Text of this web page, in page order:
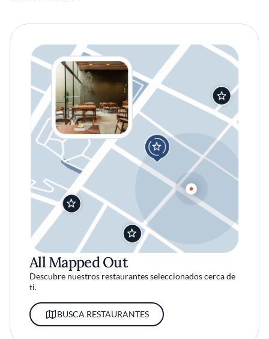
All Mapped Out
Descubre nuestros restaurantes seleccionados cerca de
ti.
BUSCA RESTAURANTES